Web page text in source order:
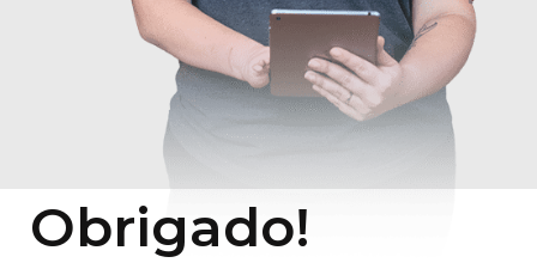
Obrigado!